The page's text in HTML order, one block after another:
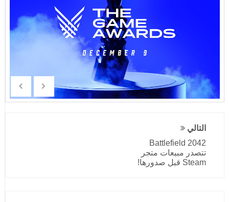
التالي
Battlefield 2042
تتصدر مبيعات متجر
Steam قبل صدورها!